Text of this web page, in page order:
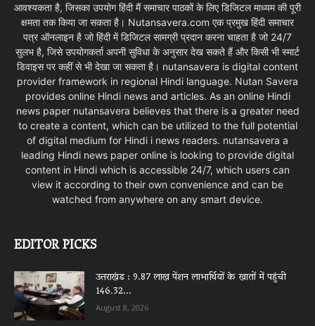
आवश्यकता है, जिसका उपयोग हिंदी मैं समाचार पाठकों के लिए डिजिटल माध्यम की पूरी
क्षमता तक किया जा सकता है। Nutansavera.com एक प्रमुख हिंदी समाचार
पत्र ऑनलाइन है जो हिंदी में डिजिटल सामग्री प्रदान करना चाहता है जो 24/7
सुलभ है, जिसे उपयोगकर्ता अपनी सुविधा के अनुसार देख सकते हैं और किसी भी स्मार्ट
डिवाइस पर कहीं से भी देखा जा सकता है। nutansavera is digital content
provider framework in regional Hindi language. Nutan Savera
provides online Hindi news and articles. As an online Hindi
news paper nutansavera believes that there is a greater need
to create a content, which can be utilized to the full potential
of digital medium for Hindi i news readers. nutansavera a
leading Hindi news paper online is looking to provide digital
content in Hindi which is accessible 24/7, which users can
view it according to their own convenience and can be
watched from anywhere on any smart device.
EDITOR PICKS
उत्तराखंड : 9.87 लाख पेंशन लाभार्थियों के खातों में पहुंची
146.32...
August 8, 2026